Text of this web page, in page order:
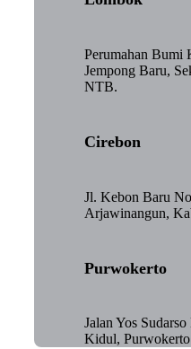
Perumahan Bumi
Jempong Baru,
NTB.
Cirebon
Jl. Kebon Baru
Arjawinangun,
Purwokerto
Jalan Yos
Kidul, Purwokerto